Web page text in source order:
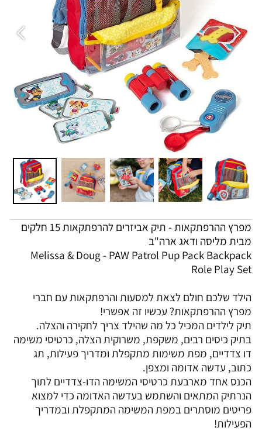
מפרץ ההרפתקאות - תיק אביזרים להרפתקאות 15 חלקים
מבית מליסה ודאג ארה"ב
Melissa & Doug - PAW Patrol Pup Pack Backpack
Role Play Set
הילד שלכם חולם לצאת למסעות והרפתקאות עם חברי
מפרץ ההרפתקאות? עכשיו זה אפשרי!
תיק לילדים המכיל כל מה שהילד צריך לחקירה והצלה.
בתיק כיסים רבים, משקפת, משרוקית הצלה, כרטיסי משימה
דו צדדיים, מפת משימות מתקפלת ומדריך פעילות, תג
כתוב, עדשה אדומה ומצפן.
הכנס אחד מארבעת כרטיסי המשימה הדו-צדדיים לתוך
הנרתיק המתאים והשתמש בעדשה האדומה כדי למצוא
פריטים מוסתרים במפת המשימה המתקפלת ובמדריך
הפעילות!